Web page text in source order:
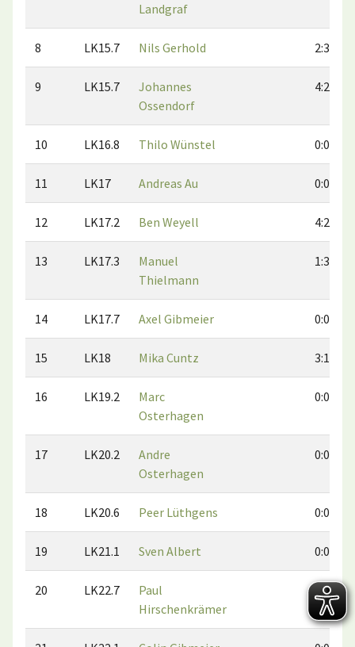
Landgraf
8 LK15.7 Nils Gerhold 2:3
9 LK15.7
Johannes
Ossendorf
4:2
10 LK16.8 Thilo Wünstel 0:0
11 LK17 Andreas Au 0:0
12 LK17.2 Ben Weyell 4:2
13 LK17.3
Manuel
Thielmann
1:3
14 LK17.7 Axel Gibmeier 0:0
15 LK18 Mika Cuntz 3:1
16 LK19.2
Marc
Osterhagen
0:0
17 LK20.2
Andre
Osterhagen
0:0
18 LK20.6 Peer Lüthgens 0:0
19 LK21.1 Sven Albert 0:0
20 LK22.7
Paul
Hirschenkrämer
2:1